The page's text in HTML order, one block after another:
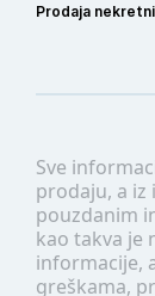
Sve
prodaju, a iz
pouzdanim
kao takva je
informacije,
greškama,
Prodaja